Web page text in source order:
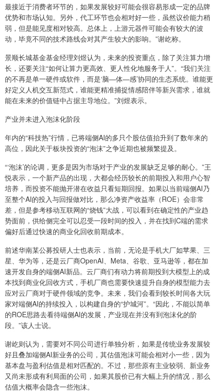
最接近于消费者环节的，如果发展较好可能会很容易形成一定的品牌
优势和市场认知。另外，代工环节也会相对好一些，虽然议价能力稍
弱，但是能见度相对较高。总体上，上游元器件可能会有较大的波
动，毕竟不同的技术路线会对其产生较大的影响。”谢屹称。
景顺长城基金基金经理刘煜认为，未来的投资重点，除了关注算力增
长，还要关注“如何让算力更高效、更人性化地服务于人”。“我们关注
的不再是单一硬件或软件，而是‘脑—体—感’协同的生态系统。谁能更
好定义人机交互新范式，谁能更精准捕捉情感陪伴等新兴需求，谁就
能在未来的价值链中占据主导地位。”刘煜表示。
产业并未进入泡沫化阶段
年内的“科技热”行情，已将端侧AI的多只个股估值抬升到了数年来的
高位，因此关于板块投资的“泡沫”之争近期也被频繁提及。
“‘泡沫’的论调，更多是因为市场对于产业的发展缺乏足够的耐心。”王
悦表示，一个新产品的出现，大都会经历较长的前期投入和用户心智
培养，而投资不能抛开潜在收益只看短期回报。如果以当前端侧AI乃
至整个AI的投入与回报做对比，那么净资产收益率（ROE）会非常
差，但是参考移动互联网的“烧钱”大战，可以看到在确定性的产业趋
势面前，供给侧完全可以忍受一段时间的投入，并在找到C端的需求
偏好后通过快速的商业化回收前期成本。
前述华南某公募投研人士也表示，当前，无论是手机大厂如苹果、三
星、华为等，还是云厂商OpenAI、Meta、谷歌、亚马逊等，都在加
速开发自身的端侧AI新品。云厂商们有动力将前期投到大模型上的成
本找到商业化回收方式，手机厂商也需要快速提升自身的模型能力去
应对云厂商对于硬件领域的竞争。未来，我们会看到较长时间各大玩
家对端侧AI的持续投入，以构建自身的“护城河”。“因此，不能以简单
的ROE思路去看待端侧AI的发展，产业现在并没有到泡沫化的阶
段。”该人士说。
谢屹则认为，需要对不同公司进行单独分析，如果是传统业务发展较
好且叠加端侧AI新业务的公司，其估值泡沫可能会相对小一些，因为
基本盘与盈利估值是相对匹配的。不过，那些原有主业较弱、新业务
又尚未形成有利局面的公司，如果其股价已有大幅上升的情况，那么
估值大概率会隐含一些泡沫。